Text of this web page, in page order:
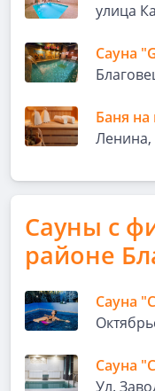
улица
Сауна
Баня на
Ленина,
Сауны с
районе
Сауна
Сауна
Ул.